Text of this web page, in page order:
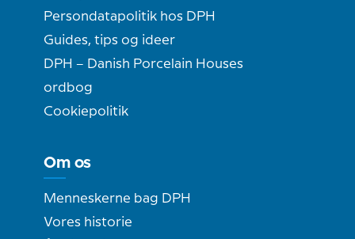
Persondatapolitik hos DPH
Guides, tips og ideer
DPH – Danish Porcelain Houses
ordbog
Cookiepolitik
Om os
Menneskerne bag DPH
Vores historie